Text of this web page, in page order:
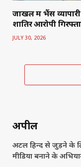
जाखल में भैंस
शातिर आरोपी
JULY 30, 2026
अपील
अटल हिन्द से जुड़ने के
मीडिया बनाने के